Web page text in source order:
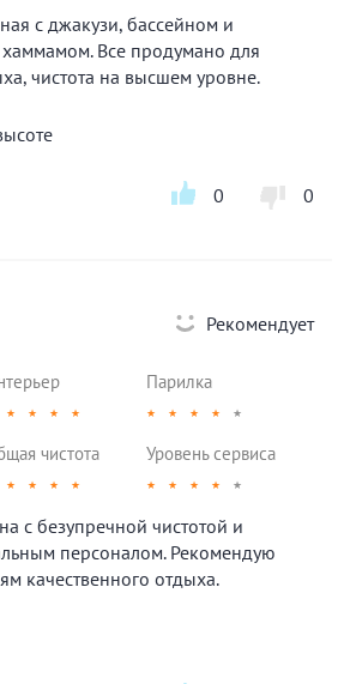
с джакузи, бассейном и
Все продумано для
чистота на высшем уровне.
0 0
Рекомендует
★ ★ ★ ★
Парилка
★ ★ ★ ★ ★
чистота
★ ★ ★ ★
Уровень сервиса
★ ★ ★ ★ ★
с безупречной чистотой и
персоналом. Рекомендую
качественного отдыха.